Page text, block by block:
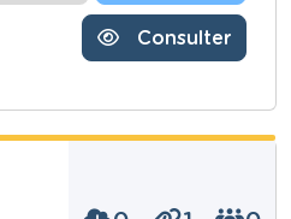
Consulter